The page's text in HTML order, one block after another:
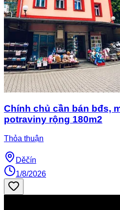
Chính chủ cần bán bđs,
potraviny rộng 180m2
Thỏa thuận
Děčín
1/8/2026